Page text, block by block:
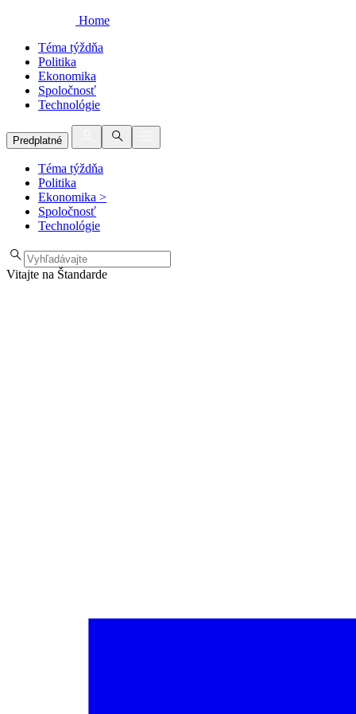
Home
Téma týždňa
Politika
Ekonomika
Spoločnosť
Technológie
Predplatné
Téma týždňa
Politika
Ekonomika >
Spoločnosť
Technológie
Vitajte na Štandarde